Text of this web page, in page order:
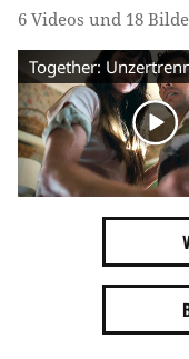
Liebespaar
Menschliches
Höhle Macht
gruselig
6 Videos und 18